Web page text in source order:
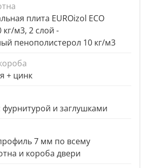
плита EUROizol ECO
м3, 2 слой -
пенополистерол 10 кг/м3
+ цинк
фурнитурой и заглушками
7 мм по всему
и короба двери